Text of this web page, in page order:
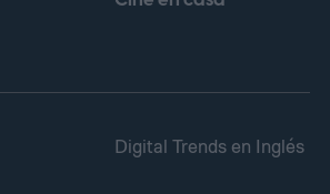
Digital Trends en Inglés